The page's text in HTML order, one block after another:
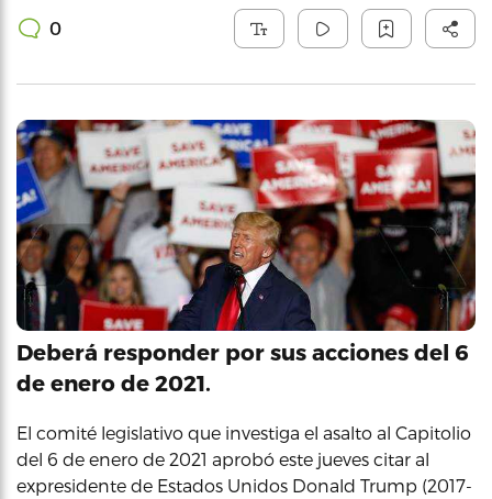
0
Deberá responder por sus acciones del 6
de enero de 2021.
El comité legislativo que investiga el asalto al Capitolio
del 6 de enero de 2021 aprobó este jueves citar al
expresidente de Estados Unidos Donald Trump (2017-